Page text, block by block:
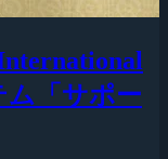
ム「サポー